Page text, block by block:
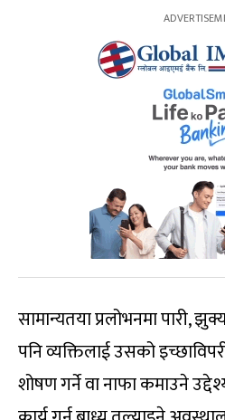
सामान्यतया प्रलोभनमा पारी,
पनि व्यक्तिलाई उसको
शोषण गर्ने वा नाफा कमाउने